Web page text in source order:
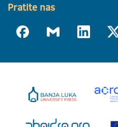
Pratite nas